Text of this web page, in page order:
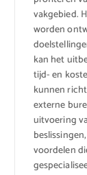
vakgebied.
worden
kan het
tijd- en
kunnen
externe
uitvoering
voordelen